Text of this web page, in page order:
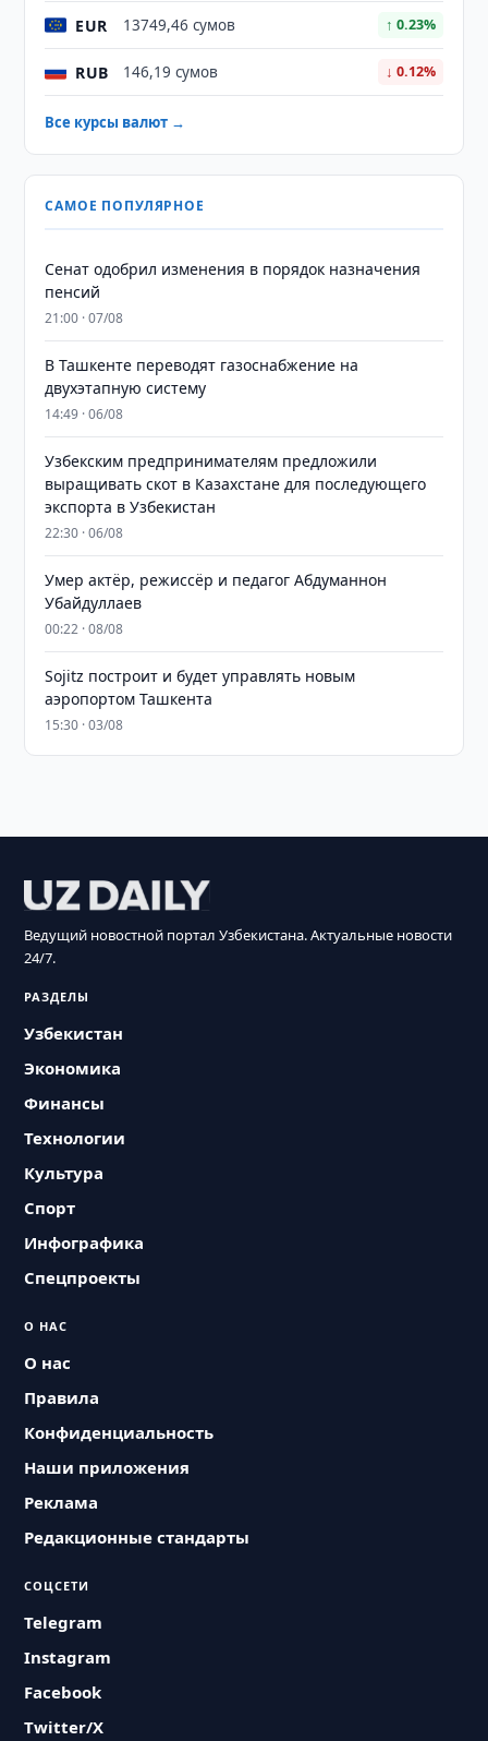
EUR 13749,46 сумов ↑ 0.23%
RUB 146,19 сумов ↓ 0.12%
Все курсы валют →
САМОЕ ПОПУЛЯРНОЕ
Сенат одобрил изменения в порядок назначения
пенсий
21:00 · 07/08
В Ташкенте переводят газоснабжение на
двухэтапную систему
14:49 · 06/08
Узбекским предпринимателям предложили
выращивать скот в Казахстане для последующего
экспорта в Узбекистан
22:30 · 06/08
Умер актёр, режиссёр и педагог Абдуманнон
Убайдуллаев
00:22 · 08/08
Sojitz построит и будет управлять новым
аэропортом Ташкента
15:30 · 03/08
Ведущий новостной портал Узбекистана. Актуальные новости
24/7.
РАЗДЕЛЫ
Узбекистан
Экономика
Финансы
Технологии
Культура
Спорт
Инфографика
Спецпроекты
О НАС
О нас
Правила
Конфиденциальность
Наши приложения
Реклама
Редакционные стандарты
СОЦСЕТИ
Telegram
Instagram
Facebook
Twitter/X